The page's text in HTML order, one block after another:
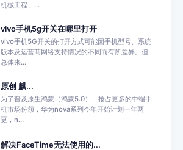
机械工程、...
vivo手机5g开关在哪里打开
vivo手机5G开关的打开方式可能因手机型号、系统
版本及运营商网络支持情况的不同而有所差异。但
总体来...
原创 麒...
为了普及原生鸿蒙（鸿蒙5.0），抢占更多的中端手
机市场份额，华为nova系列今年开始计划一年两
更，n...
解决FaceTime无法使用的...